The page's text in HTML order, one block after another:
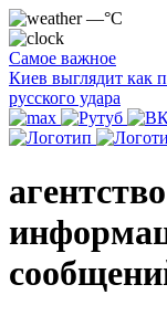
—°C
Самое важное
Киев выглядит как
русского удара
агентство